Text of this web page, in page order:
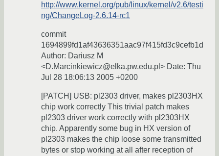
http://www.kernel.org/pub/linux/kernel/v2.6/testi
ng/ChangeLog-2.6.14-rc1
commit
1694899fd1af43636351aac97f415fd3c9cefb1d
Author: Dariusz M
<D.Marcinkiewicz@elka.pw.edu.pl> Date: Thu
Jul 28 18:06:13 2005 +0200
[PATCH] USB: pl2303 driver, makes pl2303HX
chip work correctly This trivial patch makes
pl2303 driver work correctly with pl2303HX
chip. Apparently some bug in HX version of
pl2303 makes the chip loose some transmitted
bytes or stop working at all after reception of